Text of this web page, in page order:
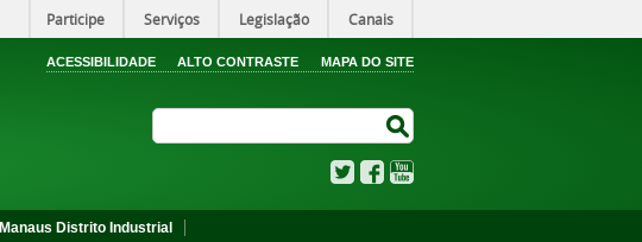
Participe Serviços Legislação Canais
ACESSIBILIDADE ALTO CONTRASTE MAPA DO SITE
TwitterFacebook
Manaus Distrito Industrial